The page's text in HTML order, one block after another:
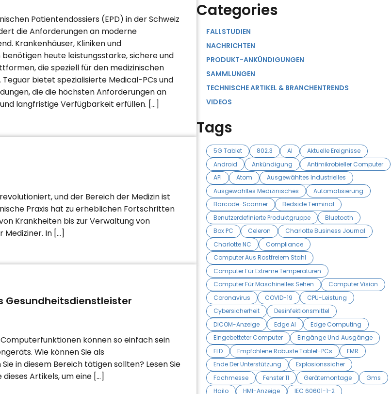
Patientendossiers (EPD) in der Schweiz
die Anforderungen an moderne
Krankenhäuser, Kliniken und
heute leistungsstarke, sichere und
die speziell für den medizinischen
bietet spezialisierte Medical-PCs und
die die höchsten Anforderungen an
langfristige Verfügbarkeit erfüllen. […]
und der Bereich der Medizin ist
Praxis hat zu erheblichen Fortschritten
Krankheiten bis zur Verwaltung von
In […]
Gesundheitsdienstleister
können so einfach sein
Wie können Sie als
in diesem Bereich tätigen sollten? Lesen Sie
Artikels, um eine […]
Categories
FALLSTUDIEN
NACHRICHTEN
PRODUKT-ANKÜNDIGUNGEN
SAMMLUNGEN
TECHNISCHE ARTIKEL & BRANCHENTRENDS
VIDEOS
Tags
5G Tablet 802.3 AI
Aktuelle Ereignisse
Android
Ankündigung
Antimikrobieller Computer
API
Atom
Ausgewähltes Industrielles
Ausgewähltes Medizinisches
Automatisierung
Barcode-Scanner
Bedside Terminal
Benutzerdefinierte Produktgruppe
Bluetooth
Box PC
Celeron
Charlotte Business Journal
Charlotte NC
Compliance
Computer Aus Rostfreiem Stahl
Computer Für Extreme Temperaturen
Computer Für Maschinelles Sehen
Computer Vision
Coronavirus
COVID-19
CPU-Leistung
Cybersicherheit
Desinfektionsmittel
DICOM-Anzeige
Edge AI
Edge Computing
Eingebetteter Computer
Eingänge Und Ausgänge
ELD
Empfohlene Robuste Tablet-PCs
EMR
Ende Der Unterstützung
Explosionssicher
Fachmesse
Fenster 11 Gerätemontage
Gms
Hailo
HMI-Anzeige
IEC 60601-1-2